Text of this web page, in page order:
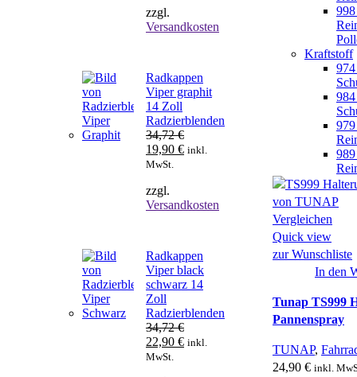
32,10 €
zzgl.
Versandkosten
Radkappen
Viper graphit
14 Zoll
Radzierblenden
34,72€
Ursprünglicher
Preis
34,72 €
19,90 €Aktueller
inkl.
MwSt.
zzgl.
Versandkosten
Radkappen
Viper black
schwarz 14
Zoll
Radzierblenden
34,72€
Ursprünglicher
Preis
22,90 €Aktueller
inkl.
MwSt.
Kraftstoff
Vergleichen
Quick view
zur Wunschliste
In den
Tunap TS999
Pannenspray
TUNAP,
24,90 € inkl.